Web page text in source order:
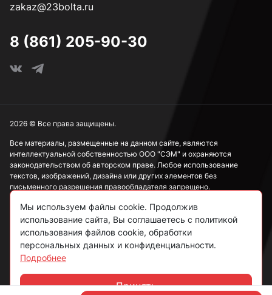
zakaz@23bolta.ru
8 (861) 205-90-30
Все материалы, размещенные на данном сайте, являются
интеллектуальной собственностью ООО "СЭМ" и охраняются
законодательством об авторском праве. Любое использование
текстов, изображений, дизайна или других элементов без
письменного разрешения правообладателя запрещено.
Информация, представленная на сайте, носит исключительно
ознакомительный характер и не может рассматриваться как
публичная оферта в соответствии со ст. 437 ГК РФ.
Политика конфиденциальности
Согласие на обработку данных
2026 © Все права защищены.
Мы используем файлы cookie. Продолжив
использование сайта, Вы соглашаетесь с политикой
использования файлов cookie, обработки
персональных данных и конфиденциальности.
Подробнее
Принять